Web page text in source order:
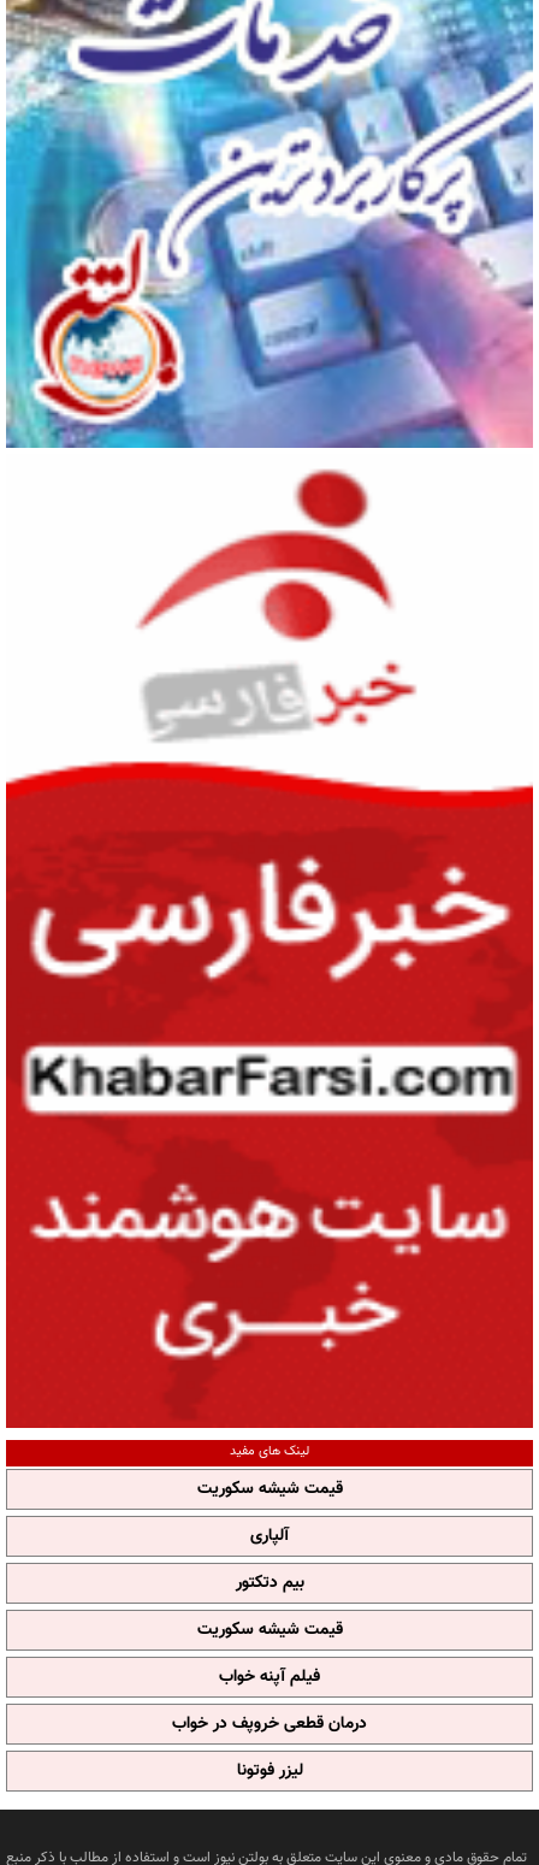
لینک های مفید
قیمت شیشه سکوریت
آلپاری
بیم دتکتور
قیمت شیشه سکوریت
فیلم آپنه خواب
درمان قطعی خروپف در خواب
لیزر فوتونا
تمام حقوق مادی و معنوی این سایت متعلق به بولتن نیوز است و استفاده از مطالب با ذکر منبع